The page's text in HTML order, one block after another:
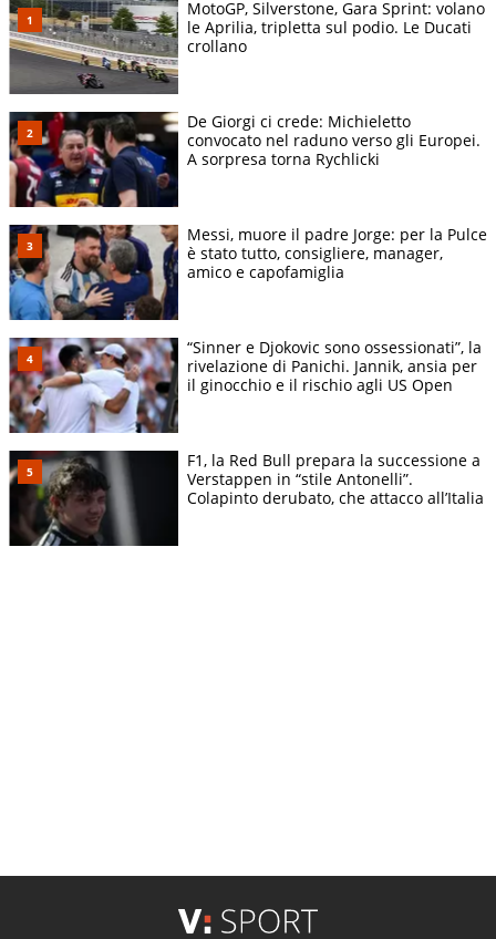
MotoGP, Silverstone, Gara Sprint: volano
le Aprilia, tripletta sul podio. Le Ducati
crollano
De Giorgi ci crede: Michieletto
convocato nel raduno verso gli Europei.
A sorpresa torna Rychlicki
Messi, muore il padre Jorge: per la Pulce
è stato tutto, consigliere, manager,
amico e capofamiglia
“Sinner e Djokovic sono ossessionati”, la
rivelazione di Panichi. Jannik, ansia per
il ginocchio e il rischio agli US Open
F1, la Red Bull prepara la successione a
Verstappen in “stile Antonelli”.
Colapinto derubato, che attacco all’Italia